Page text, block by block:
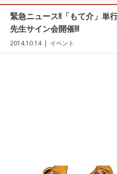
緊急ニュース!!「もて介」単
先生サイン会開催!!!
2014.10.14 イベント